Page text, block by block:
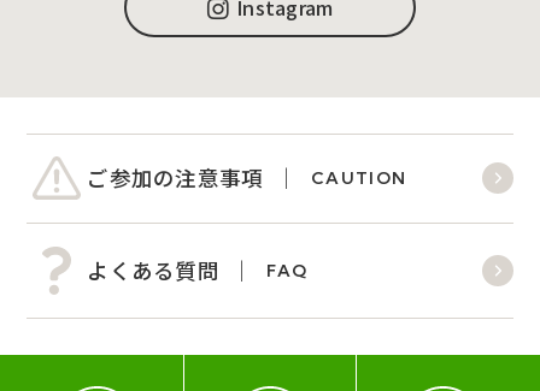
Instagram
ご参加の注意事項 CAUTION
よくある質問 FAQ